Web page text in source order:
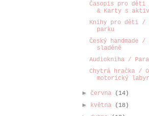
Časopis pro děti
& Karty s
Knihy pro děti /
parku
Český handmade /
sladěně
Audiokniha /
Chytrá hračka /
motorický
► června
(14)
► května
(18)